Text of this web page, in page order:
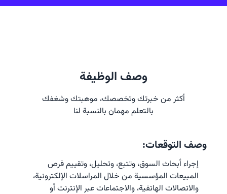
وصف الوظيفة
أكثر من خبرتك وتخصصك، موهبتك وشغفك
بالتعلم مهمان بالنسبة لنا
وصف التوقعات: